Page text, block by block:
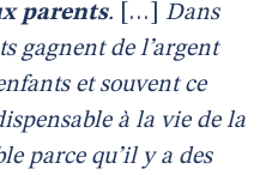
parents. […]
Dans
gagnent de l’argent
et souvent ce
à la vie de la
parce qu’il y a des